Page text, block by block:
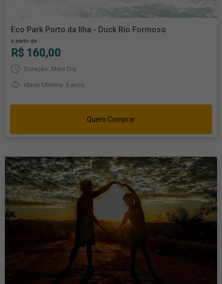
Eco Park Porto da Ilha - Duck Rio Formoso
à partir de
R$ 160,00
Duração: Meio Dia
Idade Mínima: 5 anos
Quero Comprar